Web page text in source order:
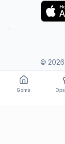
© 2026
Goma